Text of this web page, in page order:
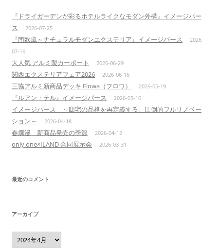
『ドライガーデンが彩るホテルライクなモダン外構』イメージパー
ス
2026-07-25
『南欧風～ナチュラルモダンエクステリア』イメージパース
2026-
07-16
大人気 アルミ製カーポート 2026-06-29
関西エクステリアフェア2026 2026-06-16
三協アルミ新商品デッキ Flowa（フロワ） 2026-05-19
『ルアン・テル』イメージパース 2026-05-10
イメージパース ～邸宅の品格を再定義する。圧倒的フルリノベー
ション～
2026-04-18
春爛漫 新商品発売の季節 2026-04-12
only one×ILAND 合同展示会 2026-03-31
最近のコメント
アーカイブ
ア
ー
カ